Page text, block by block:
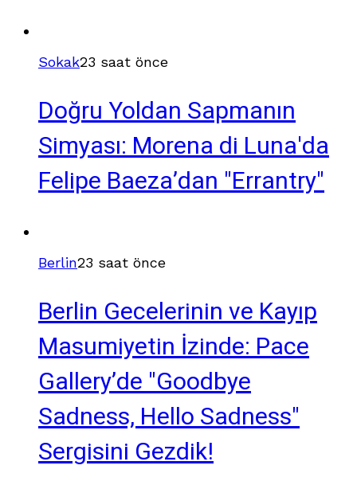
Sokak23 saat önce
Doğru Yoldan Sapmanın
Simyası: Morena di Luna'da
Felipe Baeza’dan "Errantry"
Berlin23 saat önce
Berlin Gecelerinin ve Kayıp
Masumiyetin İzinde: Pace
Gallery’de "Goodbye
Sadness, Hello Sadness"
Sergisini Gezdik!